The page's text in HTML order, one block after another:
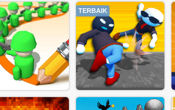
TERBAIK